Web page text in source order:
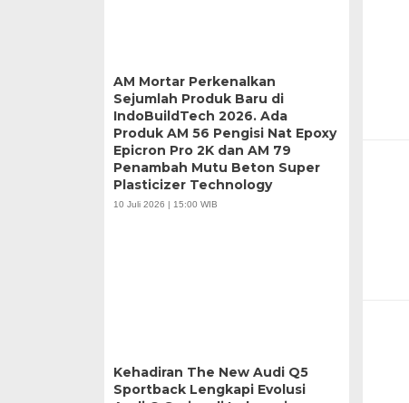
AM Mortar Perkenalkan
Sejumlah Produk Baru di
IndoBuildTech 2026. Ada
Produk AM 56 Pengisi Nat Epoxy
Epicron Pro 2K dan AM 79
Penambah Mutu Beton Super
Plasticizer Technology
10 Juli 2026 | 15:00 WIB
Kehadiran The New Audi Q5
Sportback Lengkapi Evolusi